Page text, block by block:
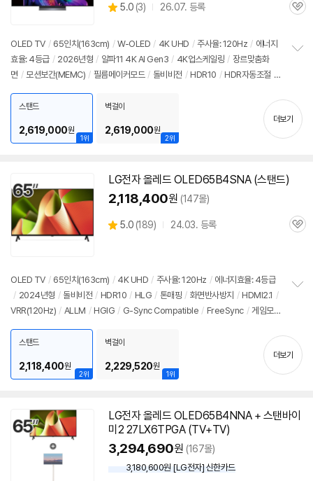
별
5.0 (상
3) 26.07. 등록
관
OLED TV / 65인치 (163cm) / W-OLED / 4K UHD / 주사율: 120Hz / 에너지
효율: 4등급 / 2026년형 / 알파11 4K AI Gen3 / 4K업스케일링 / 장르맞춤화
면 / 모션보간(MEMC) / 필름메이커모드 / 돌비비전 / HDR10 / HDR자동조절 /
G-Sync Compatible
FreeSync HDMI(전체): 4개
기
1위
스탠드
2,619,000원
2위
벽걸이
2,619,000원
더보기
LG전자올레드 OLED65B4SNA (스탠드)
2,118,400원 (147몰)
별
5.0 (상
189) 24.03. 등록
관
OLED TV / 65인치 (163cm) / 4K UHD / 주사율: 120Hz / 에너지효율: 4등급
/ 2024년형 / 돌비비전 / HDR10 / HLG / 톤매핑 / 화면반사방지 / HDMI2.1 /
VRR(120Hz) / ALLM / HGIG / G-Sync Compatible / FreeSync / 게임모
기
2위
스탠드
2,118,400원
1위
벽걸이
2,229,520원
더보기
LG전자올레드 OLED65B4NNA + 스탠바이
미2 27LX6TPGA (TV+TV)
3,294,690원 (167몰)
3,180,600원 [LG전자] 신한카드